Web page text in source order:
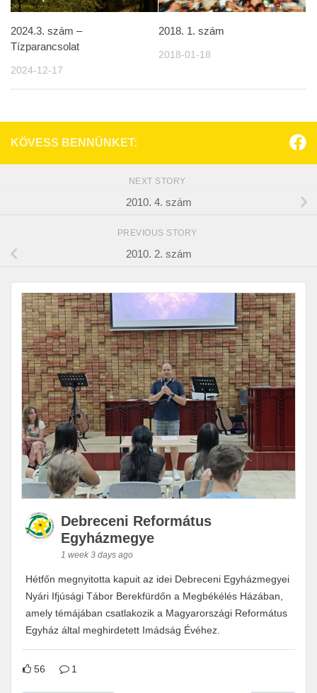
2024.3. szám –
Tízparancsolat
2024-12-17
2018. 1. szám
2018-01-18
KÖVESS BENNÜNKET:
NEXT STORY
2010. 4. szám
PREVIOUS STORY
2010. 2. szám
Debreceni Református
Egyházmegye
1 week 3 days ago
Hétfőn megnyitotta kapuit az idei Debreceni Egyházmegyei
Nyári Ifjúsági Tábor Berekfürdőn a Megbékélés Házában,
amely témájában csatlakozik a Magyarországi Református
Egyház által meghirdetett Imádság Évéhez.
56 1